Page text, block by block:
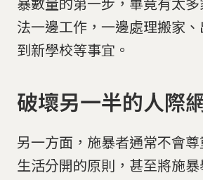
法一邊工作，一邊處理搬家
到新學校等事宜。
破壞另一半的人際
另一方面，施暴者通常不會
生活分開的原則，甚至將施